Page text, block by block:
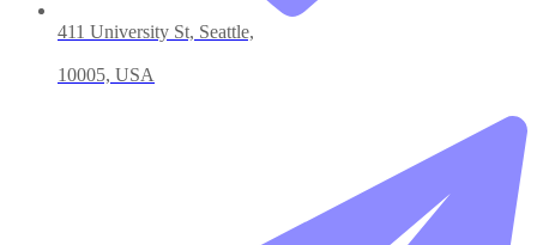
411 University St, Seattle,
10005, USA